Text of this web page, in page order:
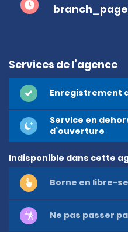
Services de l’agence
Enregistrement
Service en
d’ouverture
Indisponible dans cette
Borne en libre-
Ne pas passer